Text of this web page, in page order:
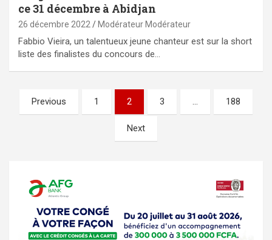
ce 31 décembre à Abidjan
26 décembre 2022 Modérateur Modérateur
Fabbio Vieira, un talentueux jeune chanteur est sur la short
liste des finalistes du concours de…
Pagination
des
Previous 1 2 3 … 188
Next